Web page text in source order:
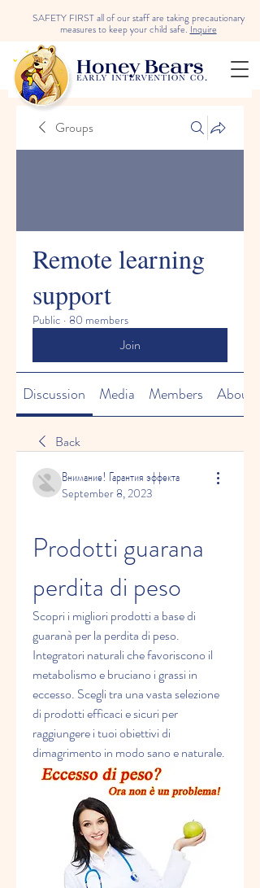
SAFETY FIRST all of our staff are taking precautionary
measures to keep your child safe.Inquire
Groups
Remote learning
support
Public · 80 members
Join
Discussion Media Members About
Back
Внимание! Гарантия эффекта
September 8, 2023
Prodotti guarana
perdita di peso
Scopri i migliori prodotti a base di
guaranà per la perdita di peso.
Integratori naturali che favoriscono il
metabolismo e bruciano i grassi in
eccesso. Scegli tra una vasta selezione
di prodotti efficaci e sicuri per
raggiungere i tuoi obiettivi di
dimagrimento in modo sano e naturale.